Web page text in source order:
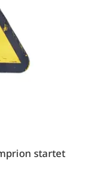
startet